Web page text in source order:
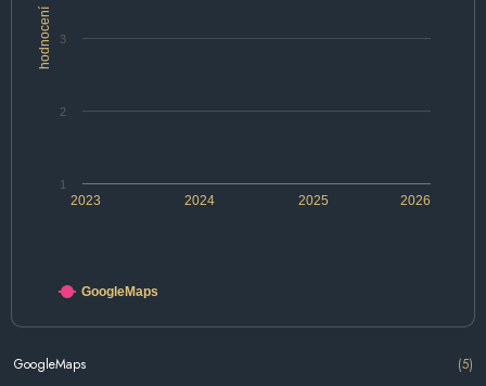
hodnocení
2024 2026
2023 2025
1
2
3
GoogleMaps
GoogleMaps (5)